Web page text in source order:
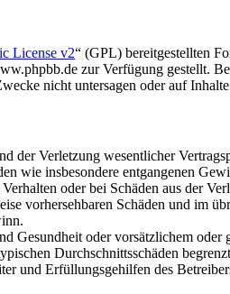
License v2“ (GPL) bereitgestellten
zur Verfügung gestellt.
nicht untersagen oder auf
der Verletzung wesentlicher
wie insbesondere entgangenen
oder bei Schäden aus der
vorhersehbaren Schäden und im
oder vorsätzlichem oder
Durchschnittsschäden
und Erfüllungsgehilfen des